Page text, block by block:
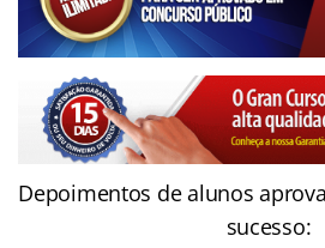
Depoimentos de alunos
sucesso: